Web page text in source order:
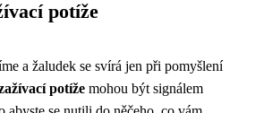
potíže
a žaludek se svírá jen při pomyšlení
potíže mohou být signálem